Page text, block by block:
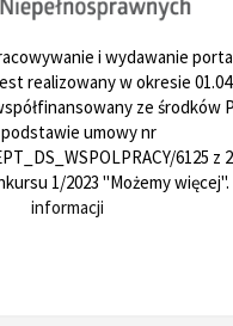
i wydawanie
realizowany w okresie
ze środków
umowy nr
6125 z
1/2023 "Możemy więcej".
informacji